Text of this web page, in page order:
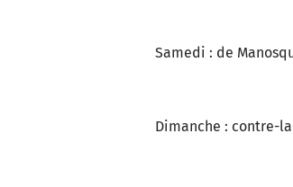
Samedi : de
Dimanche : contre-